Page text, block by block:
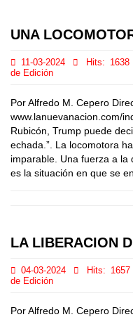
UNA
11-03-2024 Hits: 1638
de Edición
Por Alfredo M. Cepero
www.lanuevanacion.com/
Rubicón, Trump puede
echada.”. La locomotora
imparable. Una fuerza a la
es la situación en que se
LA LIBERACION
04-03-2024 Hits: 1657
de Edición
Por Alfredo M. Cepero